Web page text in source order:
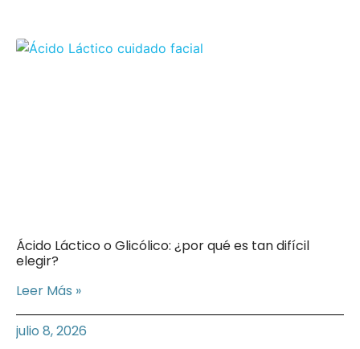
Ácido Láctico o Glicólico: ¿por qué es tan difícil
elegir?
Leer Más »
julio 8, 2026